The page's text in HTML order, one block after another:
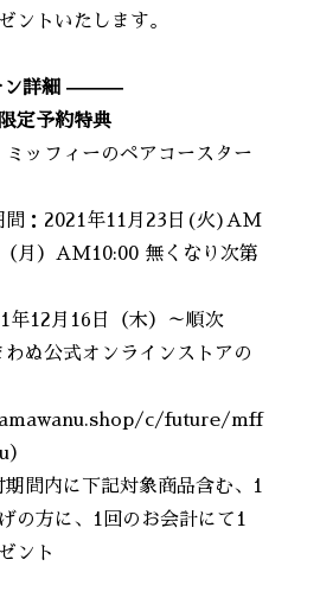
ントいたします。
ン詳細 ———
定予約特典
ミッフィーのペアコースター
間：2021年11月23日(火)AM
月）AM10:00 無くなり次第
年12月16日（木）～順次
ぬ公式オンラインストアの
c/future/mff
）
間内に下記対象商品含む、1
の方に、1回のお会計にて1
ント